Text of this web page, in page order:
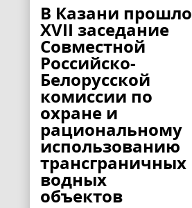
В Казани прошло
XVII заседание
Совместной
Российско-
Белорусской
комиссии по
охране и
рациональному
использованию
трансграничных
водных
объектов